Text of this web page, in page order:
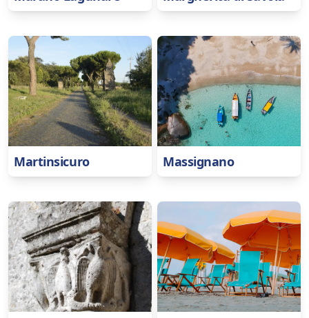
Martinsicuro Massignano